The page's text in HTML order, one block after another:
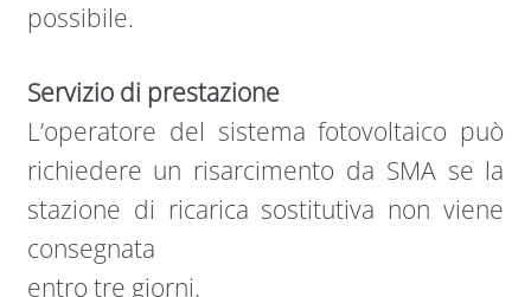
possibile.
Servizio di prestazione​
L’operatore del sistema fotovoltaico può
richiedere un risarcimento da SMA se la
stazione di ricarica sostitutiva non viene
consegnata
entro tre giorni.